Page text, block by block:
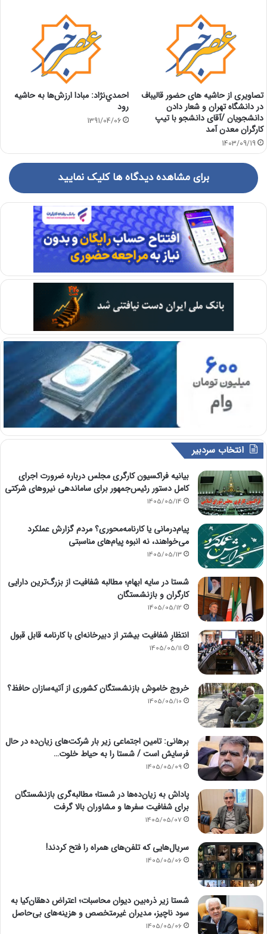
تصاویری از حاشیه های حضور قالیباف
در دانشگاه تهران و شعار دادن
دانشجویان /آقای دانشجو با تیپ
کارگران معدن آمد
1403/09/19
احمدي‌نژاد: مبادا ارزش‌ها به حاشيه
رود
1391/04/06
برای مشاهده دیدگاه ها کلیک نمایید
انتخاب سردبیر
بیانیه فراکسیون کارگری مجلس درباره ضرورت اجرای
کامل دستور رئیس‌جمهور برای ساماندهی نیروهای شرکتی
1405/05/14
پیام‌درمانی یا کارنامه‌محوری؟ مردم گزارش عملکرد
می‌خواهند، نه انبوه پیام‌های مناسبتی
1405/05/13
شستا در سایه ابهام؛ مطالبه شفافیت از بزرگ‌ترین دارایی
کارگران و بازنشستگان
1405/05/12
انتظارِ شفافیت بیشتر از دبیرخانه‌ای با کارنامه قابل قبول
1405/05/11
خروج خاموش بازنشستگان کشوری از آتیه‌سازان حافظ؟
1405/05/10
برهانی: تامین اجتماعی زیر بار شرکت‌های زیان‌ده در حال
فرسایش است / شستا را به حیاط خلوت…
1405/05/09
پاداش به زیان‌ده‌ها در شستا؛ مطالبه‌گری بازنشستگان
برای شفافیت سفرها و مشاوران بالا گرفت
1405/05/07
سریال‌هایی که تلفن‌های همراه را فتح کردند!
1405/05/06
شستا زیر ذره‌بین دیوان محاسبات؛ اعتراض دهقان‌کیا به
سود ناچیز، مدیران غیرمتخصص و هزینه‌های بی‌حاصل
1405/05/06